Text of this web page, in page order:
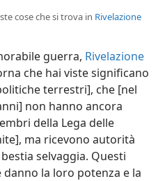
cose che si trova in Rivelazione
guerra, Rivelazione
che hai viste significano
terrestri], che [nel
non hanno ancora
della Lega delle
ma ricevono autorità
selvaggia. Questi
la loro potenza e la